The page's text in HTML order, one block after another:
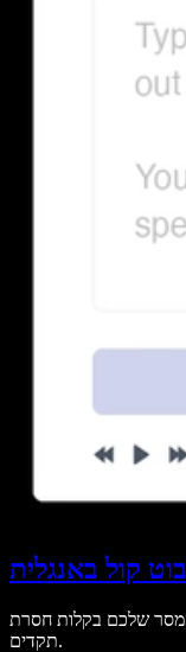
קול באנגלית
שלכם בקלות חסרת
תקדים.